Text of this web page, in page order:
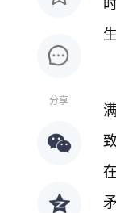
分享